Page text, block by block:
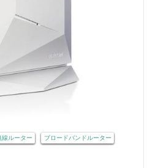
線ルーター ブロードバンドルーター